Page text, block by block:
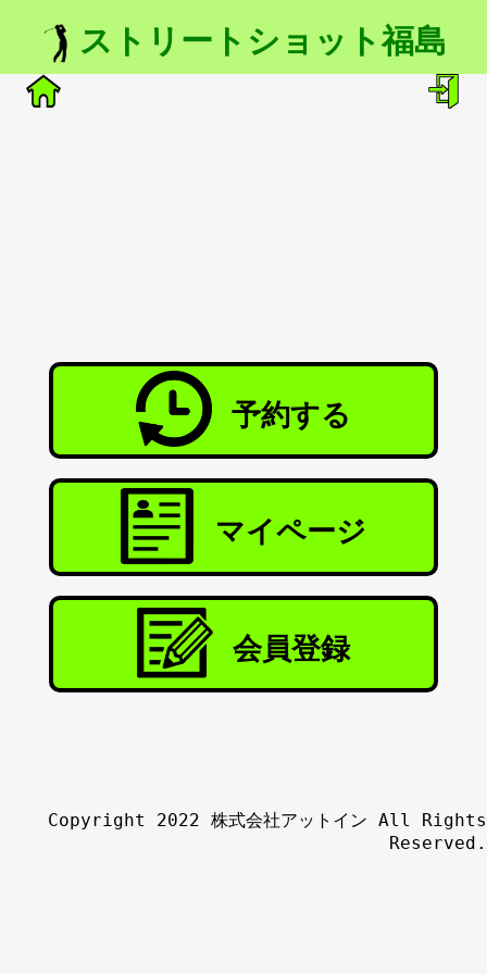
ストリートショット福島
予約する
マイページ
会員登録
Copyright 2022 株式会社アットイン All Rights
Reserved.